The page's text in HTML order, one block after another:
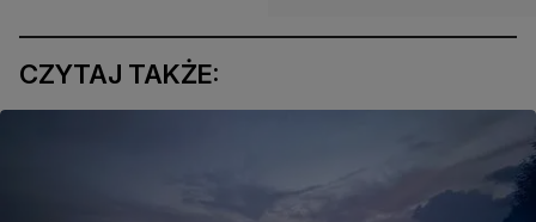
CZYTAJ TAKŻE: